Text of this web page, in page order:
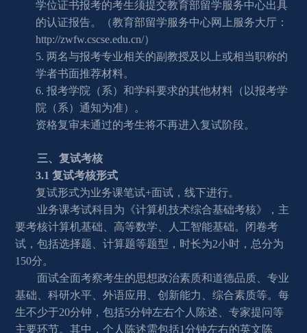
学位证书报考的考生须提交教育部留学服务中心出具
的认证报告。（教育部留学服务中心网上服务大厅：
http://zwfw.cscse.edu.cn/）
5. 两名与报考专业相关的副教授及以上或相当职称的
学者书面推荐材料。
6. 报考学院（系）和学科要求的其他材料（以报考学
院（系）通知为准）。
资格复审未通过的考生将不再进入复试阶段。
三、复试考核
3.1 复试考核形式
复试形式为业务课笔试+面试，线下进行。
业务课考试科目为《计算机技术综合基础考核》，主
要考核计算机基础、高等数学、人工智能基础。闭卷考
试，包括选择题、计算题等题型，时长为2小时，总分为
1 50分。
面试全面考察考生的思想政治素质和道德品质、专业
基础、科研水平、外语应用、创新能力、综合素质等。每
生不少于20分钟，包括5分钟左右个人陈述、专家提问等
主要环节。其中，个人陈述需包括1分钟左右的英文陈